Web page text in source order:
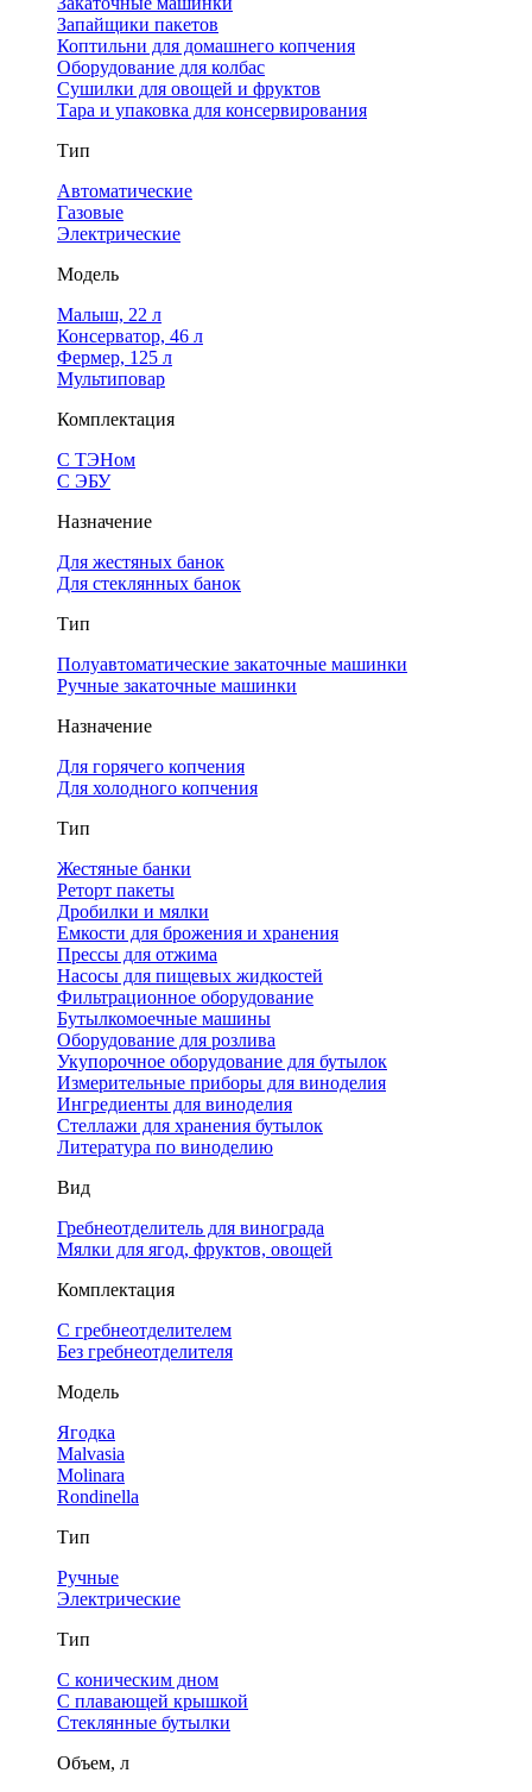
Запайщики пакетов
Коптильни для домашнего копчения
Оборудование для колбас
Сушилки для овощей и фруктов
Тара и упаковка для консервирования
Тип
Автоматические
Газовые
Электрические
Модель
Малыш, 22 л
Консерватор, 46 л
Фермер, 125 л
Мультиповар
Комплектация
С ТЭНом
С ЭБУ
Назначение
Для жестяных банок
Для стеклянных банок
Тип
Полуавтоматические закаточные машинки
Ручные закаточные машинки
Назначение
Для горячего копчения
Для холодного копчения
Тип
Жестяные банки
Реторт пакеты
Дробилки и мялки
Емкости для брожения и хранения
Прессы для отжима
Насосы для пищевых жидкостей
Фильтрационное оборудование
Бутылкомоечные машины
Оборудование для розлива
Укупорочное оборудование для бутылок
Измерительные приборы для виноделия
Ингредиенты для виноделия
Стеллажи для хранения бутылок
Литература по виноделию
Вид
Гребнеотделитель для винограда
Мялки для ягод, фруктов, овощей
Комплектация
С гребнеотделителем
Без гребнеотделителя
Модель
Ягодка
Malvasia
Molinara
Rondinella
Тип
Ручные
Электрические
Тип
С коническим дном
С плавающей крышкой
Стеклянные бутылки
Объем, л